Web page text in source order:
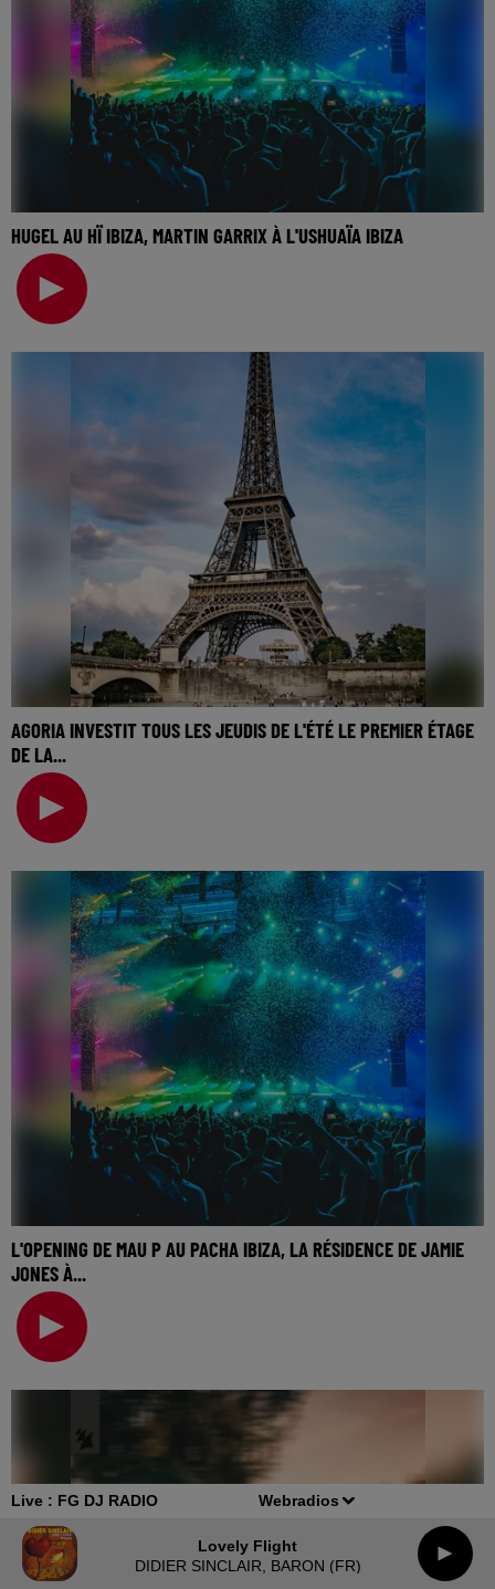
Live : FG DJ RADIO Webradios
Lovely Flight
DIDIER SINCLAIR, BARON (FR)
HUGEL AU HÏ IBIZA, MARTIN GARRIX À L'USHUAÏA IBIZA
🎧 Ecoutez Radio FG sur http://www.radiofg.com 📱 et sur
l’Application FG (IOS https://urlz.fr/hhZx
AGORIA INVESTIT TOUS LES JEUDIS DE L'ÉTÉ LE PREMIER ÉTAGE
DE LA...
🎧 Ecoutez Radio FG sur http://www.radiofg.com 📱 et sur
l’Application FG (IOS https://urlz.fr/hhZx
L'OPENING DE MAU P AU PACHA IBIZA, LA RÉSIDENCE DE JAMIE
JONES À...
🎧 Ecoutez Radio FG sur http://www.radiofg.com 📱 et sur
l’Application FG (IOS https://urlz.fr/hhZx